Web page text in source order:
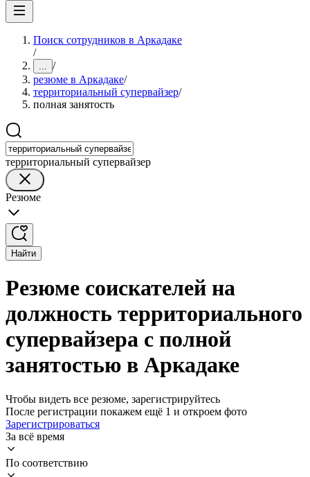
Поиск сотрудников в Аркадаке
/
... /
резюме в Аркадаке/
территориальный супервайзер/
полная занятость
территориальный супервайзер
Резюме
Найти
Резюме соискателей на
должность территориального
супервайзера с полной
занятостью в Аркадаке
Чтобы видеть все резюме, зарегистрируйтесь
После регистрации покажем ещё 1 и откроем фото
Зарегистрироваться
За всё время
По соответствию